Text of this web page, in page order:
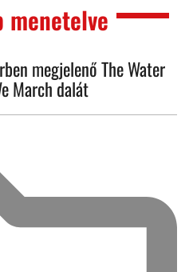
menetelve
megjelenő The Water
March dalát